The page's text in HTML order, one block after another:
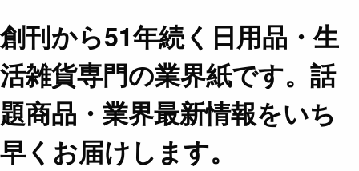
創刊から51年続く日用品・生
活雑貨専門の業界紙です。話
題商品・業界最新情報をいち
早くお届けします。